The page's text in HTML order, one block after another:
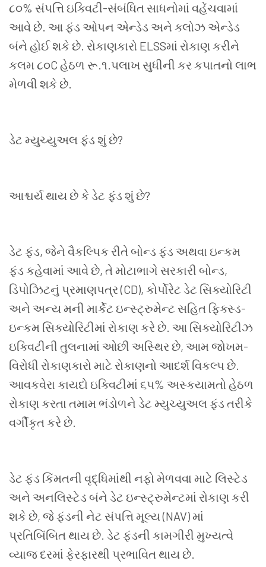
૮૦% સંપત્તિ ઇક્વિટી-સંબંધિત સાધનોમાં વહેંચવામાં
આવે છે. આ ફંડ ઓપન એન્ડેડ અને ક્લોઝ એન્ડેડ
બંને હોઈ શકે છે. રોકાણકારો ELSSમાં રોકાણ કરીને
કલમ ૮૦C હેઠળ રૂ.૧.૫લાખ સુધીની કર કપાતનો લાભ
મેળવી શકે છે.
ડેટ મ્યુચ્યુઅલ ફંડ શું છે?
આશ્ચર્ય થાય છે કે ડેટ ફંડ શું છે?
ડેટ ફંડ, જેને વૈકલ્પિક રીતે બોન્ડ ફંડ અથવા ઇન્કમ
ફંડ કહેવામાં આવે છે, તે મોટાભાગે સરકારી બોન્ડ,
ડિપોઝિટનું પ્રમાણપત્ર (CD), કોર્પોરેટ ડેટ સિક્યોરિટી
અને અન્ય મની માર્કેટ ઇન્સ્ટ્રુમેન્ટ સહિત ફિક્સ્ડ-
ઇન્કમ સિક્યોરિટીમાં રોકાણ કરે છે. આ સિક્યોરિટીઝ
ઇક્વિટીની તુલનામાં ઓછી અસ્થિર છે, આમ જોખમ-
વિરોધી રોકાણકારો માટે રોકાણનો આદર્શ વિકલ્પ છે.
આવકવેરા કાયદો ઇક્વિટીમાં ૬૫% અસ્કયામતો હેઠળ
રોકાણ કરતા તમામ ભંડોળને ડેટ મ્યુચ્યુઅલ ફંડ તરીકે
વર્ગીકૃત કરે છે.
ડેટ ફંડ કિંમતની વૃદ્ધિમાંથી નફો મેળવવા માટે લિસ્ટેડ
અને અનલિસ્ટેડ બંને ડેટ ઇન્સ્ટ્રુમેન્ટમાં રોકાણ કરી
શકે છે, જે ફંડની નેટ સંપત્તિ મૂલ્ય (NAV)માં
પ્રતિબિંબિત થાય છે. ડેટ ફંડની કામગીરી મુખ્યત્વે
વ્યાજ દરમાં ફેરફારથી પ્રભાવિત થાય છે.